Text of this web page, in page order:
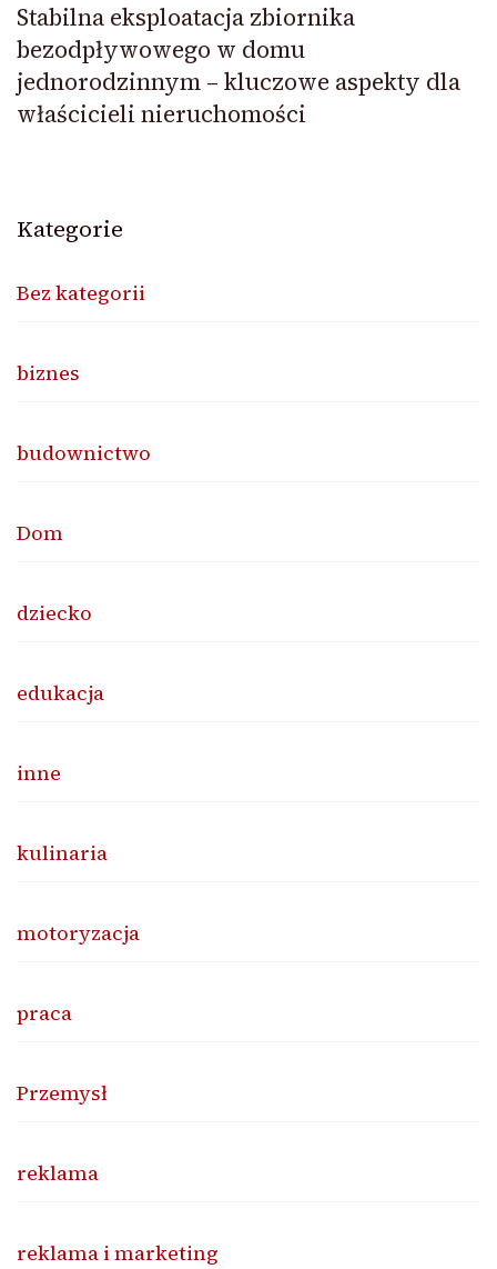
Stabilna eksploatacja zbiornika
bezodpływowego w domu
jednorodzinnym – kluczowe aspekty dla
właścicieli nieruchomości
Kategorie
Bez kategorii
biznes
budownictwo
Dom
dziecko
edukacja
inne
kulinaria
motoryzacja
praca
Przemysł
reklama
reklama i marketing